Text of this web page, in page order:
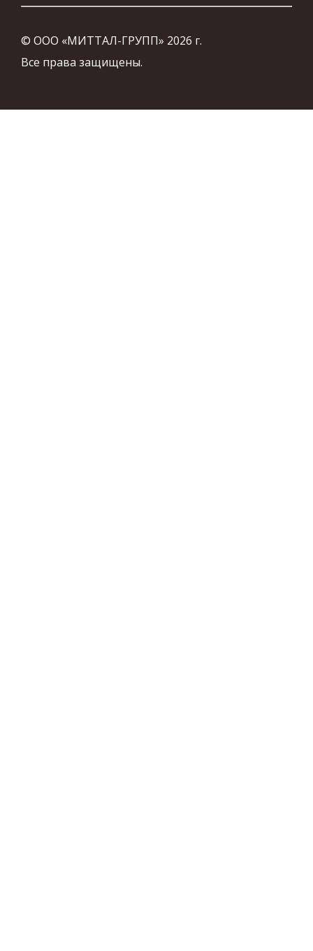
© ООО «МИТТАЛ-ГРУПП» 2026 г.
Все права защищены.